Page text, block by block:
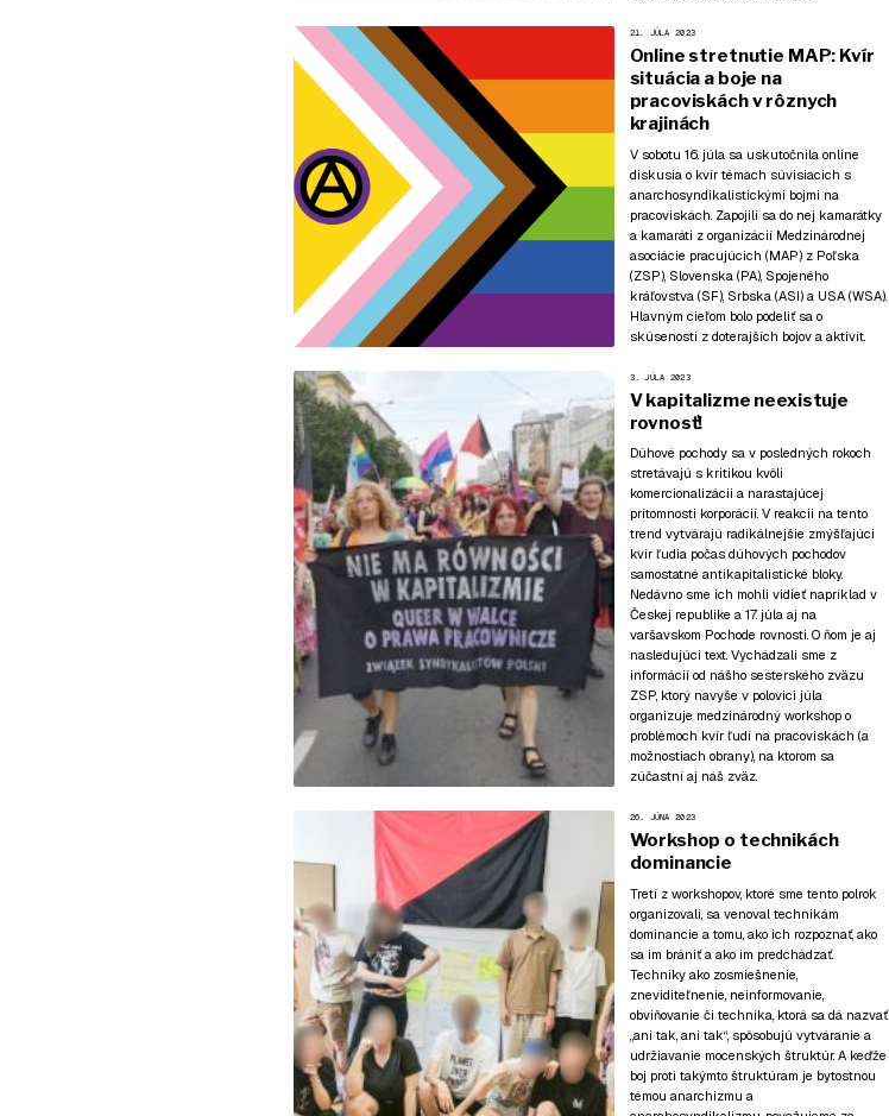
21. JÚLA 2023
Online stretnutie MAP: Kvír
situácia a boje na
pracoviskách v rôznych
krajinách
V sobotu 16. júla sa uskutočnila online
diskusia o kvír témach súvisiacich s
anarchosyndikalistickými bojmi na
pracoviskách. Zapojili sa do nej kamarátky
a kamaráti z organizácií Medzinárodnej
asociácie pracujúcich (MAP) z Poľska
(ZSP), Slovenska (PA), Spojeného
kráľovstva (SF), Srbska (ASI) a USA (WSA).
Hlavným cieľom bolo podeliť sa o
skúsenosti z doterajších bojov a aktivít.
3. JÚLA 2023
V kapitalizme neexistuje
rovnosť!
Dúhové pochody sa v posledných rokoch
stretávajú s kritikou kvôli
komercionalizácii a narastajúcej
prítomnosti korporácií. V reakcii na tento
trend vytvárajú radikálnejšie zmýšľajúci
kvír ľudia počas dúhových pochodov
samostatné antikapitalistické bloky.
Nedávno sme ich mohli vidieť napríklad v
Českej republike a 17. júla aj na
varšavskom Pochode rovnosti. O ňom je aj
nasledujúci text. Vychádzali sme z
informácií od nášho sesterského zväzu
ZSP, ktorý navyše v polovici júla
organizuje medzinárodný workshop o
problémoch kvír ľudí na pracoviskách (a
možnostiach obrany), na ktorom sa
zúčastní aj náš zväz.
26. JÚNA 2023
Workshop o technikách
dominancie
Tretí z workshopov, ktoré sme tento polrok
organizovali, sa venoval technikám
dominancie a tomu, ako ich rozpoznať, ako
sa im brániť a ako im predchádzať.
Techniky ako zosmiešnenie,
zneviditeľnenie, neinformovanie,
obviňovanie či technika, ktorá sa dá nazvať
„ani tak, ani tak“, spôsobujú vytváranie a
udržiavanie mocenských štruktúr. A keďže
boj proti takýmto štruktúram je bytostnou
témou anarchizmu a